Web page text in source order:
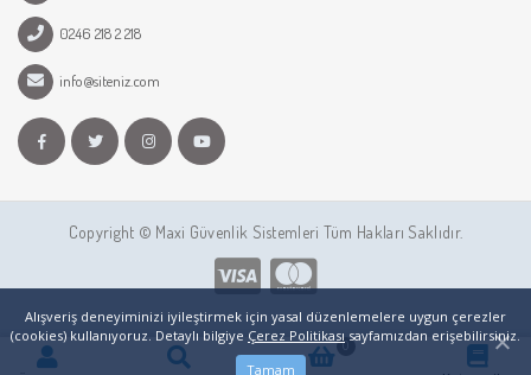
0
Alışveriş deneyiminizi iyileştirmek için yasal düzenlemelere uygun çerezler
(cookies) kullanıyoruz. Detaylı bilgiye Çerez Politikası sayfamızdan erişebilirsiniz.
Tamam
0246 218 2 218
info@siteniz.com
Copyright © Maxi Güvenlik Sistemleri Tüm Hakları Saklıdır.